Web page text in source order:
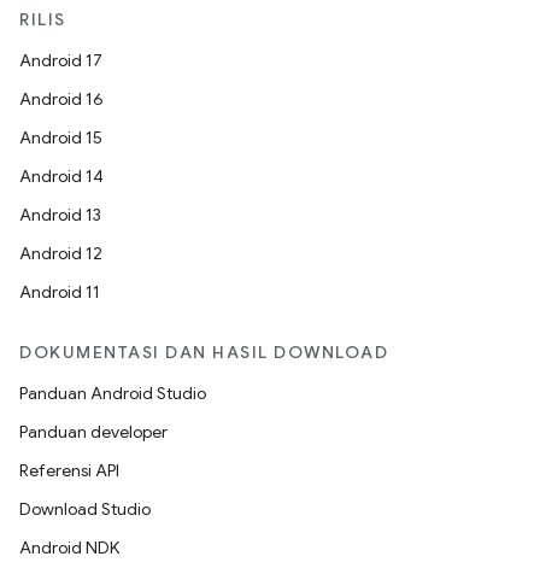
RILIS
Android 17
Android 16
Android 15
Android 14
Android 13
Android 12
Android 11
DOKUMENTASI DAN HASIL DOWNLOAD
Panduan Android Studio
Panduan developer
Referensi API
Download Studio
Android NDK